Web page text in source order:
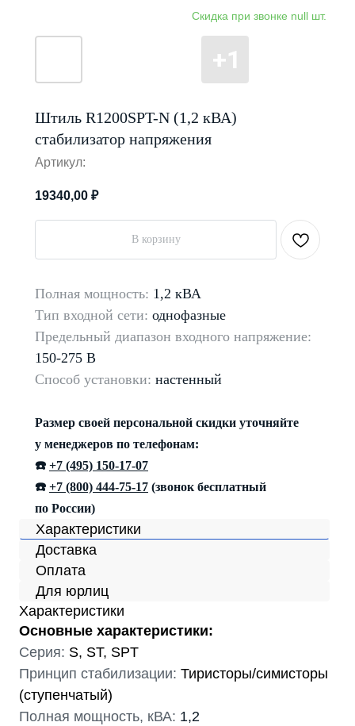
Штиль R1200SPT-N (1,2 кВА)
стабилизатор напряжения
Артикул:
19340,00 ₽
В корзину
Полная мощность: 1,2 кВА
Тип входной сети: однофазные
Предельный диапазон входного напряжение:
150-275 В
Способ установки: настенный
Размер своей персональной скидки уточняйте
у менеджеров по телефонам:
☎️ +7 (495) 150-17-07
☎️ +7 (800) 444-75-17 (звонок бесплатный
по России)
Характеристики
Доставка
Оплата
Для юрлиц
Характеристики
Основные характеристики:
Серия: S, ST, SPT
Принцип стабилизации: Тиристоры/симисторы
(ступенчатый)
Полная мощность, кВА: 1,2